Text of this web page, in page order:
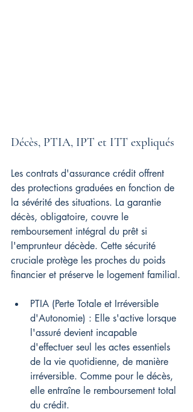
Décès, PTIA, IPT et ITT expliqués
Les contrats d'assurance crédit offrent
des protections graduées en fonction de
la sévérité des situations. La garantie
décès, obligatoire, couvre le
remboursement intégral du prêt si
l'emprunteur décède. Cette sécurité
cruciale protège les proches du poids
financier et préserve le logement familial.
PTIA (Perte Totale et Irréversible
d'Autonomie) : Elle s'active lorsque
l'assuré devient incapable
d'effectuer seul les actes essentiels
de la vie quotidienne, de manière
irréversible. Comme pour le décès,
elle entraîne le remboursement total
du crédit.